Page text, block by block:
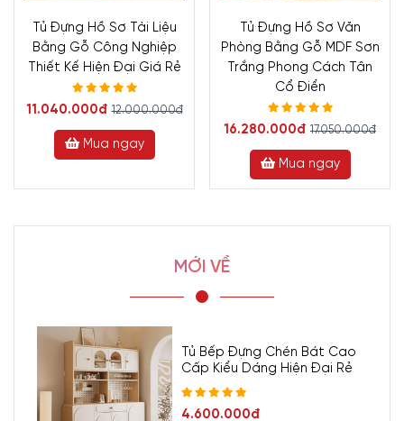
Tủ Đựng Hồ Sơ Tài Liệu
Bằng Gỗ Công Nghiệp
Thiết Kế Hiện Đại Giá Rẻ
11.040.000đ 12.000.000đ
Mua ngay
Tủ Đựng Hồ Sơ Văn
Phòng Bằng Gỗ MDF Sơn
Trắng Phong Cách Tân
Cổ Điển
16.280.000đ 17.050.000đ
Mua ngay
MỚI VỀ
Tủ Bếp Đựng Chén Bát Cao
Cấp Kiểu Dáng Hiện Đại Rẻ
4.600.000đ